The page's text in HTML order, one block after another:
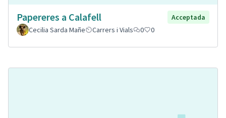
Papereres a Calafell
Acceptada
Cecilia Sarda Mañe
Carrers i Vials 0 0